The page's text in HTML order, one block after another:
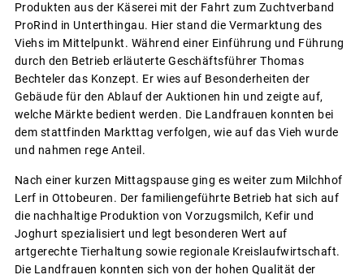
Produkten aus der Käserei mit der Fahrt zum Zuchtverband
ProRind in Unterthingau. Hier stand die Vermarktung des
Viehs im Mittelpunkt. Während einer Einführung und Führung
durch den Betrieb erläuterte Geschäftsführer Thomas
Bechteler das Konzept. Er wies auf Besonderheiten der
Gebäude für den Ablauf der Auktionen hin und zeigte auf,
welche Märkte bedient werden. Die Landfrauen konnten bei
dem stattfinden Markttag verfolgen, wie auf das Vieh wurde
und nahmen rege Anteil.
Nach einer kurzen Mittagspause ging es weiter zum Milchhof
Lerf in Ottobeuren. Der familiengeführte Betrieb hat sich auf
die nachhaltige Produktion von Vorzugsmilch, Kefir und
Joghurt spezialisiert und legt besonderen Wert auf
artgerechte Tierhaltung sowie regionale Kreislaufwirtschaft.
Die Landfrauen konnten sich von der hohen Qualität der